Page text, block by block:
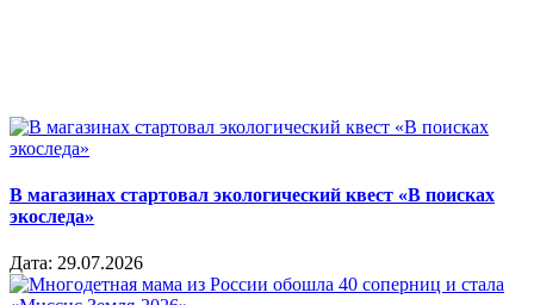
В магазинах стартовал экологический квест «В поисках
экоследа»
Дата: 29.07.2026